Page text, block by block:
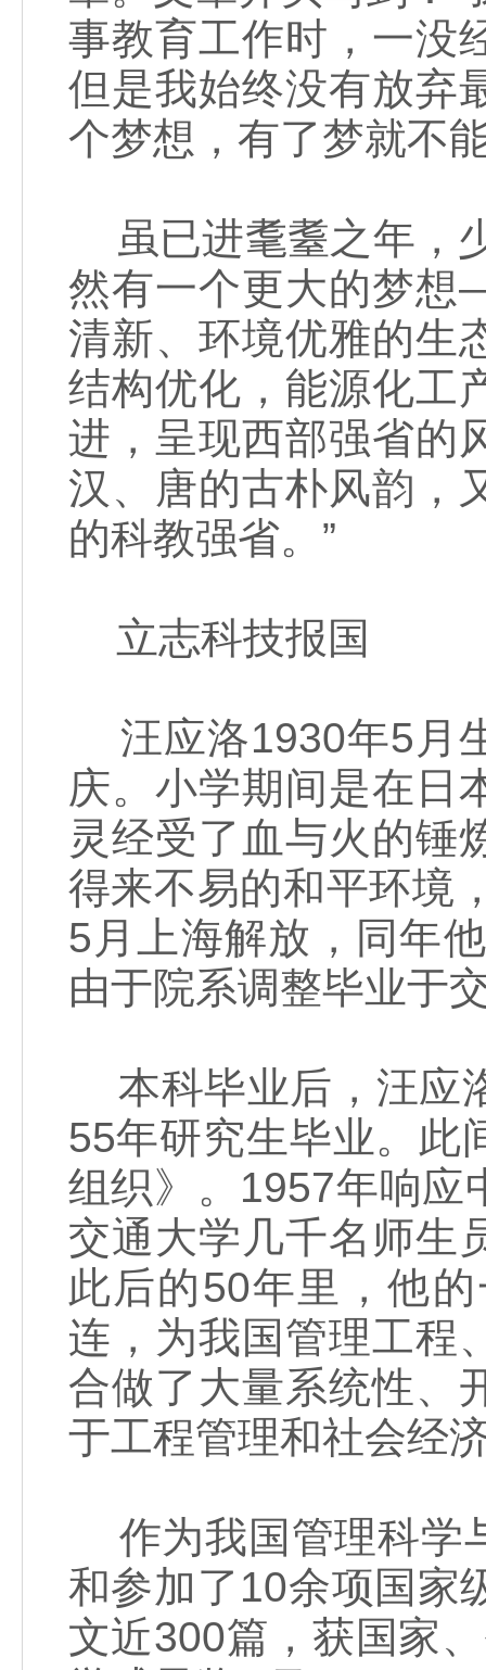
事教育工作时，一没
但是我始终没有放弃
个梦想，有了梦就不
虽已进耄耋之年，
然有一个更大的梦
清新、环境优雅的生
结构优化，能源化工
进，呈现西部强省的
汉、唐的古朴风韵，
的科教强省。”
立志科技报国
汪应洛1930年5月
庆。小学期间是在日
灵经受了血与火的锤
得来不易的和平环境
5月上海解放，同年
由于院系调整毕业于
本科毕业后，汪应
55年研究生毕业。此
组织》。1957年响应
交通大学几千名师生
此后的50年里，他
连，为我国管理工程
合做了大量系统性、
于工程管理和社会经
作为我国管理科学
和参加了10余项国家
文近300篇，获国家